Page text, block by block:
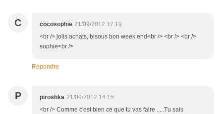
C cocosophie 21/09/2012 17:19
<br /> jolis achats, bisous bon week end<br /> <br /> <br />
sophie<br />
Répondre
P piroshka 21/09/2012 14:15
<br /> Comme c'est bien ce que tu vas faire .....Tu sais